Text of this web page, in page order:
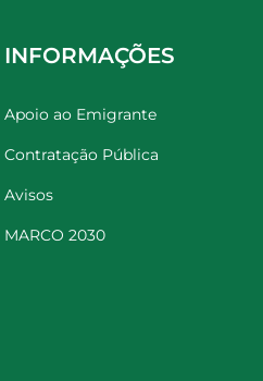
INFORMAÇÕES
Apoio ao Emigrante
Contratação Pública
Avisos
MARCO 2030